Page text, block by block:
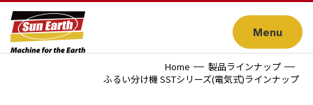
Menu
Home
製品ラインナップ
ふるい分け機 SSTシリーズ(電気式)ラインナップ